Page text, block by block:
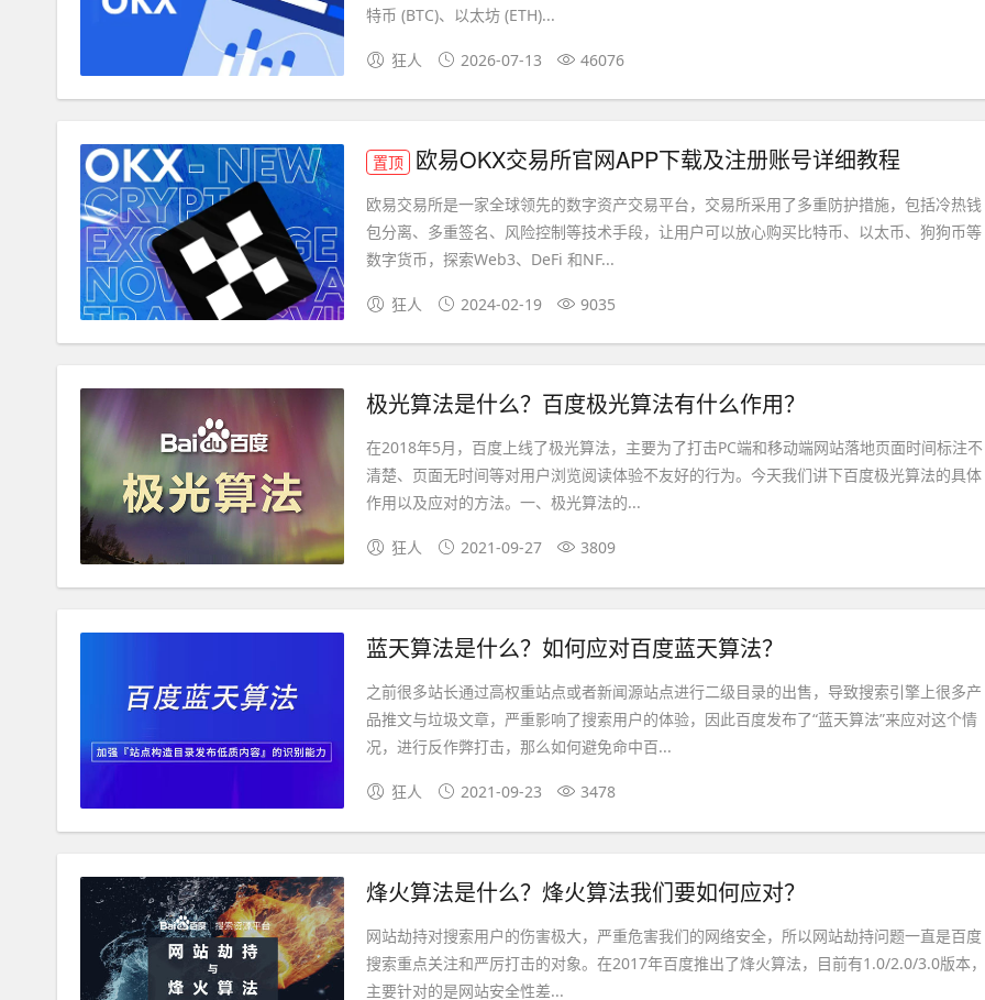
特币 (BTC)、以太坊 (ETH)...
狂人 2026-07-13 46076
置顶 欧易OKX交易所官网APP下载及注册账号详细教程
欧易交易所是一家全球领先的数字资产交易平台，交易所采用了多重防护措施，包括冷热钱
包分离、多重签名、风险控制等技术手段，让用户可以放心购买比特币、以太币、狗狗币等
数字货币，探索Web3、DeFi 和NF...
狂人 2024-02-19 9035
极光算法是什么？百度极光算法有什么作用？
在2018年5月，百度上线了极光算法，主要为了打击PC端和移动端网站落地页面时间标注不
清楚、页面无时间等对用户浏览阅读体验不友好的行为。今天我们讲下百度极光算法的具体
作用以及应对的方法。一、极光算法的...
狂人 2021-09-27 3809
蓝天算法是什么？如何应对百度蓝天算法？
之前很多站长通过高权重站点或者新闻源站点进行二级目录的出售，导致搜索引擎上很多产
品推文与垃圾文章，严重影响了搜索用户的体验，因此百度发布了“蓝天算法”来应对这个情
况，进行反作弊打击，那么如何避免命中百...
狂人 2021-09-23 3478
烽火算法是什么？烽火算法我们要如何应对？
网站劫持对搜索用户的伤害极大，严重危害我们的网络安全，所以网站劫持问题一直是百度
搜索重点关注和严厉打击的对象。在2017年百度推出了烽火算法，目前有1.0/2.0/3.0版本，
主要针对的是网站安全性差...